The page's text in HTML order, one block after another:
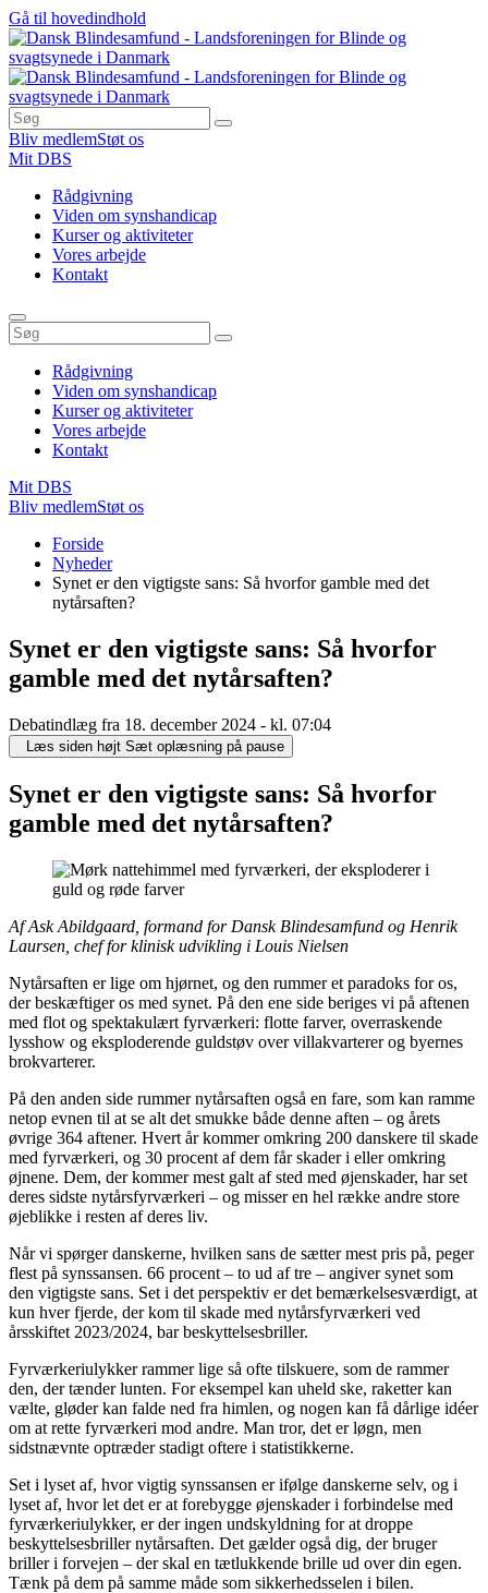
Gå til hovedindhold
Bliv medlemStøt os
Mit DBS
Rådgivning
Viden om synshandicap
Kurser og aktiviteter
Vores arbejde
Kontakt
Rådgivning
Viden om synshandicap
Kurser og aktiviteter
Vores arbejde
Kontakt
Mit DBS
Bliv medlemStøt os
Forside
Nyheder
Synet er den vigtigste sans: Så hvorfor gamble med det
nytårsaften?
Synet er den vigtigste sans: Så hvorfor
gamble med det nytårsaften?
Debatindlæg fra 18. december 2024 - kl. 07:04
Læs siden højt Sæt oplæsning på pause
Synet er den vigtigste sans: Så hvorfor
gamble med det nytårsaften?
Af Ask Abildgaard, formand for Dansk Blindesamfund og Henrik
Laursen, chef for klinisk udvikling i Louis Nielsen
Nytårsaften er lige om hjørnet, og den rummer et paradoks for os,
der beskæftiger os med synet. På den ene side beriges vi på aftenen
med flot og spektakulært fyrværkeri: flotte farver, overraskende
lysshow og eksploderende guldstøv over villakvarterer og byernes
brokvarterer.
På den anden side rummer nytårsaften også en fare, som kan ramme
netop evnen til at se alt det smukke både denne aften – og årets
øvrige 364 aftener. Hvert år kommer omkring 200 danskere til skade
med fyrværkeri, og 30 procent af dem får skader i eller omkring
øjnene. Dem, der kommer mest galt af sted med øjenskader, har set
deres sidste nytårsfyrværkeri – og misser en hel række andre store
øjeblikke i resten af deres liv.
Når vi spørger danskerne, hvilken sans de sætter mest pris på, peger
flest på synssansen. 66 procent – to ud af tre – angiver synet som
den vigtigste sans. Set i det perspektiv er det bemærkelsesværdigt, at
kun hver fjerde, der kom til skade med nytårsfyrværkeri ved
årsskiftet 2023/2024, bar beskyttelsesbriller.
Fyrværkeriulykker rammer lige så ofte tilskuere, som de rammer
den, der tænder lunten. For eksempel kan uheld ske, raketter kan
vælte, gløder kan falde ned fra himlen, og nogen kan få dårlige idéer
om at rette fyrværkeri mod andre. Man tror, det er løgn, men
sidstnævnte optræder stadigt oftere i statistikkerne.
Set i lyset af, hvor vigtig synssansen er ifølge danskerne selv, og i
lyset af, hvor let det er at forebygge øjenskader i forbindelse med
fyrværkeriulykker, er der ingen undskyldning for at droppe
beskyttelsesbriller nytårsaften. Det gælder også dig, der bruger
briller i forvejen – der skal en tætlukkende brille ud over din egen.
Tænk på dem på samme måde som sikkerhedsselen i bilen.